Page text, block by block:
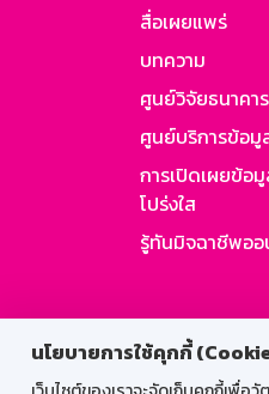
นโยบายการใช้คุกกี้
สื่อเผยแพร่
บทความ
ศูนย์วิจัยธนาคา
ศูนย์บริการข้อมู
การเปิดเผยข้อ
โปร่งใส
รู้ทันมิจฉาชีพออ